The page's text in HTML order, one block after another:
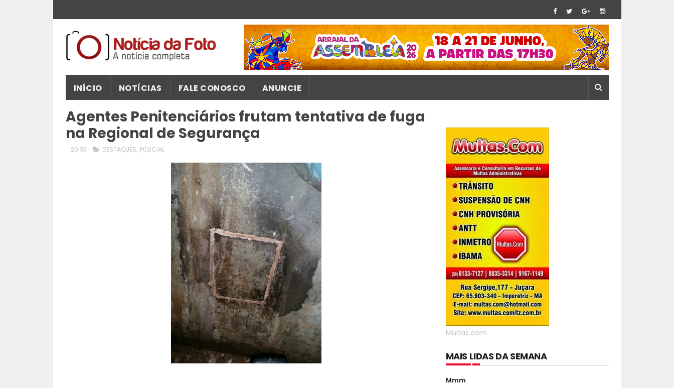
INÍCIO NOTÍCIAS FALE CONOSCO ANUNCIE
Agentes Penitenciários frutam tentativa de fuga
na Regional de Segurança
20:33 DESTAQUES, POLICIAL
Multas.com
MAIS LIDAS DA SEMANA
Mmm